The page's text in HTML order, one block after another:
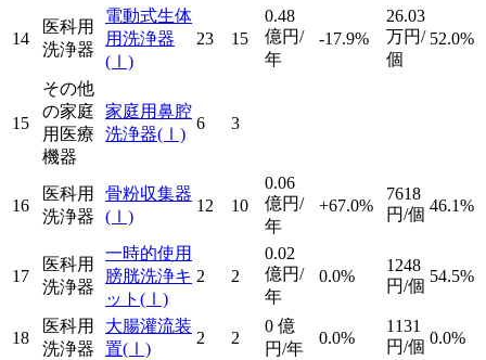
14
医科用
洗浄器
電動式生体
用洗浄器
(Ⅰ)
23 15
0.48
億円/
年
-17.9%
26.03
万円/
個
52.0%
15
その他
の家庭
用医療
機器
家庭用鼻腔
洗浄器(Ⅰ)
6 3
16
医科用
洗浄器
骨粉収集器
(Ⅰ)
12 10
0.06
億円/
年
+67.0%
7618
円/個 46.1%
17
医科用
洗浄器
一時的使用
膀胱洗浄キ
ット (Ⅰ)
2 2
0.02
億円/
年
0.0%
1248
円/個
54.5%
18
医科用
洗浄器
大腸灌流装
置(Ⅰ)
2 2
0 億
円/年
0.0%
1131
円/個 0.0%